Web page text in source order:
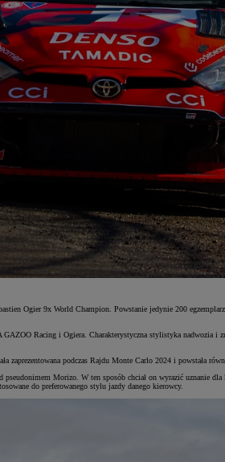
Ogier 9x World Champion. Powstanie jedynie 200
Racing i Ogiera. Charakterystyczna stylistyka
zaprezentowana podczas Rajdu Monte Carlo 2024 i powstała
Morizo. W ten sposób chciał on wyrazić uznanie
do preferowanego stylu jazdy danego kierowcy.